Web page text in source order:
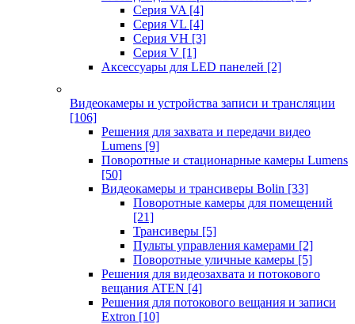
Серия VA [4]
Серия VL [4]
Серия VH [3]
Серия V [1]
Аксессуары для LED панелей [2]
Видеокамеры и устройства записи и трансляции
[106]
Решения для захвата и передачи видео
Lumens [9]
Поворотные и стационарные камеры Lumens
[50]
Видеокамеры и трансиверы Bolin [33]
Поворотные камеры для помещений
[21]
Трансиверы [5]
Пульты управления камерами [2]
Поворотные уличные камеры [5]
Решения для видеозахвата и потокового
вещания ATEN [4]
Решения для потокового вещания и записи
Extron [10]